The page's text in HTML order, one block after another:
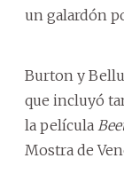
un galardón
Burton y
que incluyó
la película
Mostra de